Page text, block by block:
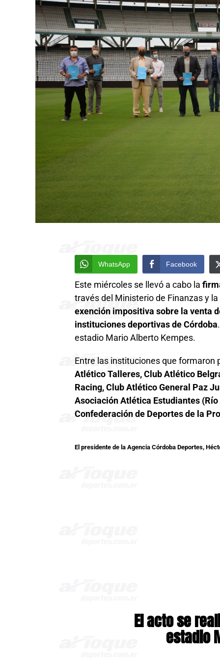
WhatsApp Facebook
Este miércoles se llevó a cabo la
través del Ministerio de Finanzas y
exención impositiva sobre la venta
instituciones deportivas de Córdoba
estadio Mario Alberto Kempes.
Entre las instituciones que
Atlético Talleres, Club Atlético
Racing, Club Atlético General Paz
Asociación Atlética Estudiantes
Confederación de Deportes de la
El presidente de la Agencia Córdoba Deportes,
El acto se
estadio